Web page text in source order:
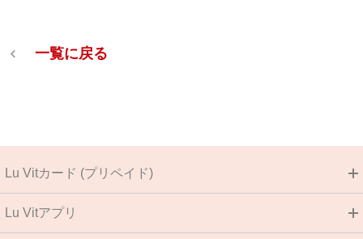
一覧に戻る
Lu Vitカード (プリペイド)
Lu Vitアプリ